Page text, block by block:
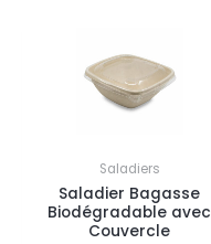
Saladiers
Saladier Bagasse
Biodégradable avec
Couvercle